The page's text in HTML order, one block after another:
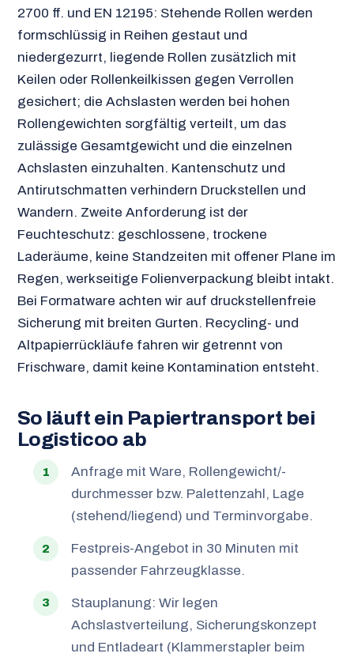
2700 ff. und EN 12195: Stehende Rollen werden
formschlüssig in Reihen gestaut und
niedergezurrt, liegende Rollen zusätzlich mit
Keilen oder Rollenkeilkissen gegen Verrollen
gesichert; die Achslasten werden bei hohen
Rollengewichten sorgfältig verteilt, um das
zulässige Gesamtgewicht und die einzelnen
Achslasten einzuhalten. Kantenschutz und
Antirutschmatten verhindern Druckstellen und
Wandern. Zweite Anforderung ist der
Feuchteschutz: geschlossene, trockene
Laderäume, keine Standzeiten mit offener Plane im
Regen, werkseitige Folienverpackung bleibt intakt.
Bei Formatware achten wir auf druckstellenfreie
Sicherung mit breiten Gurten. Recycling- und
Altpapierrückläufe fahren wir getrennt von
Frischware, damit keine Kontamination entsteht.
So läuft ein Papiertransport bei
Logisticoo ab
Anfrage mit Ware, Rollengewicht/-
durchmesser bzw. Palettenzahl, Lage
(stehend/liegend) und Terminvorgabe.
Festpreis-Angebot in 30 Minuten mit
passender Fahrzeugklasse.
Stauplanung: Wir legen
Achslastverteilung, Sicherungskonzept
und Entladeart (Klammerstapler beim